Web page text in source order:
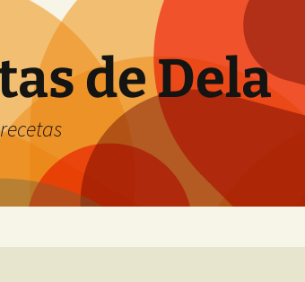
de Dela